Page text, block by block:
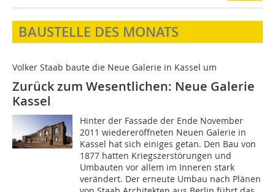
BAUSTELLE DES MONATS
Volker Staab baute die Neue Galerie in Kassel um
Zurück zum Wesentlichen: Neue Galerie
Kassel
Hinter der Fassade der Ende November
2011 wiedereröffneten Neuen Galerie in
Kassel hat sich einiges getan. Den Bau von
1877 hatten Kriegszerstörungen und
Umbauten vor allem im Inneren stark
verändert. Der erneute Umbau nach Plänen